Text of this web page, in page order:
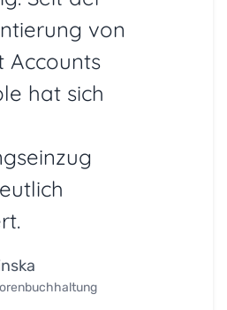
von
Accounts
hat sich